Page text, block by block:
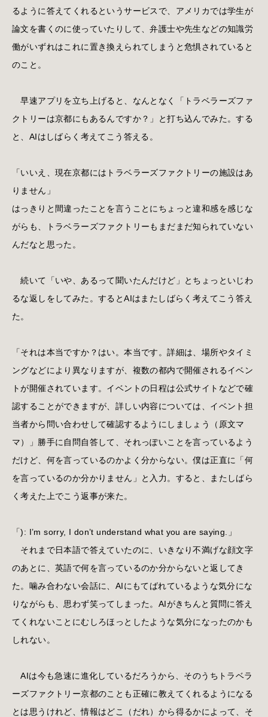
るように答えてくれるというサービスで、アメリカでは学生が
論文を書くのに使っていたりして、弁護士や先生などの知識労
働がいずれはこれに置き換えられてしまうと危惧されていると
のこと。
早速アプリを立ち上げると、なんとなく「トラベラーズファ
クトリーは京都にもあるんですか？」と打ち込んでみた。する
と、AIはしばらく考えてこう答える。
「いいえ、現在京都にはトラベラーズファクトリーの施設はあ
りません」
はっきりと間違ったことを言うことにちょっと違和感を感じな
がらも、トラベラーズファクトリーもまだまだ知られていない
んだなと思った。
続いて「いや、あるって聞いたんだけど」とちょっといじわ
るな返しをしてみた。するとAIはまたしばらく考えてこう答え
た。
「それは本当ですか？はい。本当です。詳細は、場所やタイミ
ングなどにより異なりますが、複数の都内で開催されるイベン
トが開催されています。イベントの日程は公式サイトなどで確
認することができますが、詳しい内容については、イベント担
当者から問い合わせして確認するようにしましょう（原文マ
マ）」勝手に自問自答して、それっぽいことを言っているよう
だけど、何を言っているのかよく分からない。僕は正直に「何
を言っているのか分かりません」と入力。すると、またしばら
く考えた上でこう返事が来た。
「): I’m sorry, I don’t understand what you are saying.」
それまで日本語で答えていたのに、いきなり不満げな顔文字
のあとに、英語で何を言っているのか分からないと返してき
た。噛み合わない会話に、AIにもてばれているような気分にな
りながらも、思わず笑ってしまった。AIがきちんと質問に答え
てくれないことにむしろほっとしたような気分になったのかも
しれない。
AIは今も急速に進化しているだろうから、そのうちトラベラ
ーズファクトリー京都のことも正確に教えてくれるようになる
とは思うけれど、情報はどこ（だれ）から得るかによって、そ